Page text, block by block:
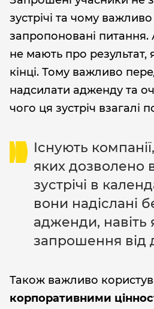
зустрічі та чому
запропоновані
не мають про результат,
кінці. Тому важливо
надсилати адженду та
чого ця зустріч взагалі
Існують
яких дозволено
зустрічі в
вони надіслані
адженди, навіть
запрошення від
Також важливо
корпоративними